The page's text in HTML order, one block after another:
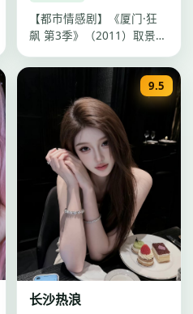
【都市情感剧】《厦门·狂
飙 第3季》（2011）取景重
刘…
9.5
长沙热浪